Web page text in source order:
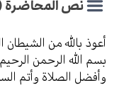
نص المحاضرة
أعوذ بالله من الشیطان
بسم الله الرحمن الرحیم
وأفضل الصلاة وأتم